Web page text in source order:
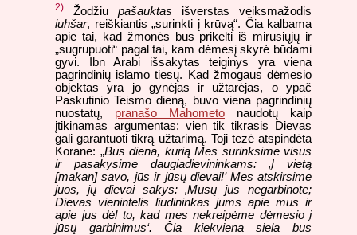
2) Žodžiu pašauktas išverstas veiksmažodis
iuhšar, reiškiantis „surinkti į krūvą“. Čia kalbama
apie tai, kad žmonės bus prikelti iš mirusiųjų ir
„sugrupuoti“ pagal tai, kam dėmesį skyrė būdami
gyvi. Ibn Arabi išsakytas teiginys yra viena
pagrindinių islamo tiesų. Kad žmogaus dėmesio
objektas yra jo gynėjas ir užtarėjas, o ypač
Paskutinio Teismo dieną, buvo viena pagrindinių
nuostatų, pranašo Mahometo naudotų kaip
įtikinamas argumentas: vien tik tikrasis Dievas
gali garantuoti tikrą užtarimą. Toji tezė atspindėta
Korane: „Bus diena, kurią Mes surinksime visus
ir pasakysime daugiadievininkams: ‚Į vietą
[makan] savo, jūs ir jūsų dievai!’ Mes atskirsime
juos, jų dievai sakys: ‚Mūsų jūs negarbinote;
Dievas vienintelis liudininkas jums apie mus ir
apie jus dėl to, kad mes nekreipėme dėmesio į
jūsų garbinimus‘. Čia kiekviena siela bus